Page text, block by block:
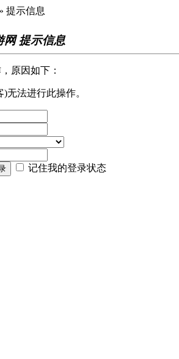
» 提示信息
网 提示信息
原因如下：
无法进行此操作。
记住我的登录状态